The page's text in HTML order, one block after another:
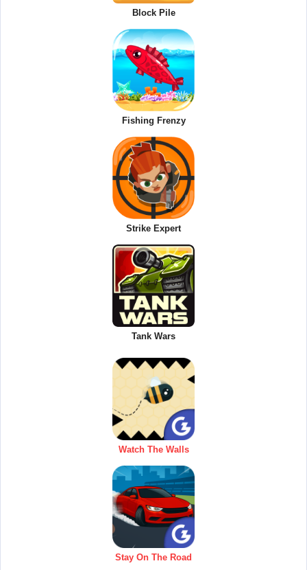
Block Pile
Fishing Frenzy
Strike Expert
Tank Wars
Watch The Walls
Stay On The Road